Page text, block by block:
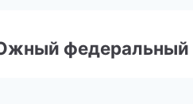
федеральный